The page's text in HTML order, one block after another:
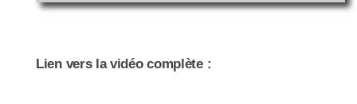
Lien vers la vidéo complète :